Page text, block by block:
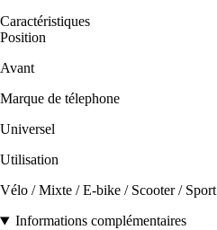
Caractéristiques
Position
Avant
Marque de télephone
Universel
Utilisation
Vélo / Mixte / E-bike / Scooter / Sport
Informations complémentaires